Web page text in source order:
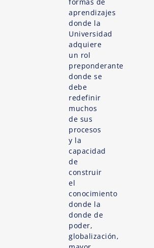
aprendizajes
donde la
Universidad
adquiere
un rol
preponderante
donde se
debe
redefinir
muchos
de sus
procesos
y la
capacidad
de
construir
el
conocimiento
donde la
donde de
poder,
globalización,